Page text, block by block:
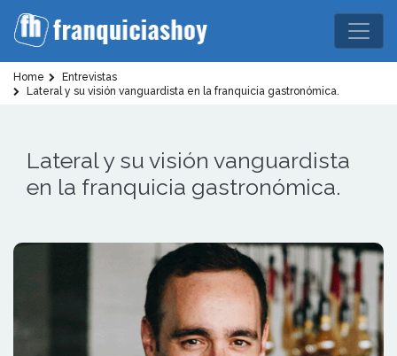
Home
Entrevistas
Lateral y su visión vanguardista en la franquicia gastronómica.
Lateral y su visión vanguardista
en la franquicia gastronómica.